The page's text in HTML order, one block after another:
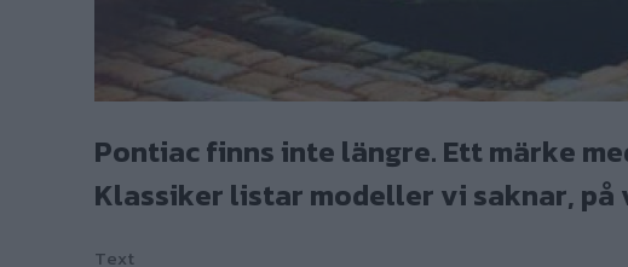
Pontiac finns inte längre. Ett märke
Klassiker listar modeller vi saknar, på
Text